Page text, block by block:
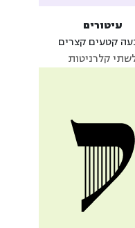
עיטורים
קטעים קצרים
קלרניטות